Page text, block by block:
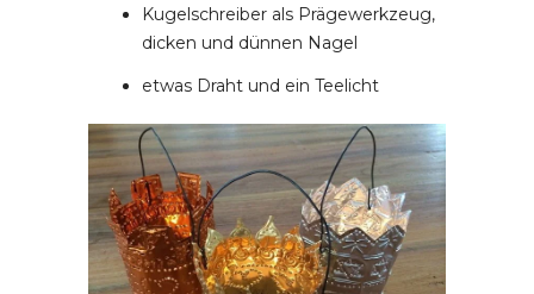
Kugelschreiber als Prägewerkzeug,
dicken und dünnen Nagel
etwas Draht und ein Teelicht